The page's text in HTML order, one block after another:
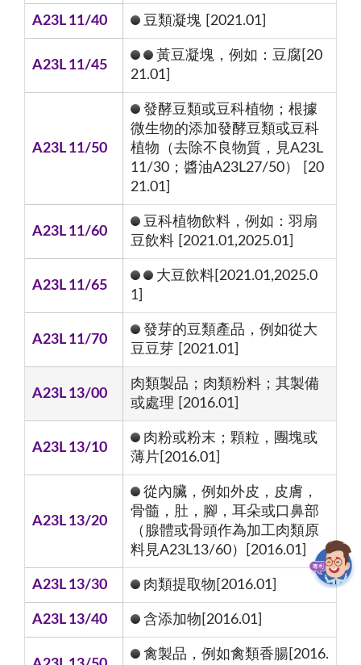
A23L 11/40 豆類凝塊 [2021.01]
A23L 11/45
黃豆凝塊，例如：豆腐[20
21.01]
A23L 11/50
發酵豆類或豆科植物；根據
微生物的添加發酵豆類或豆科
植物（去除不良物質，見A23L
11/30；醬油A23L27/50） [20
21.01]
A23L 11/60
豆科植物飲料，例如：羽扇
豆飲料 [2021.01,2025.01]
A23L 11/65
大豆飲料[2021.01,2025.0
1]
A23L 11/70
發芽的豆類產品，例如從大
豆豆芽 [2021.01]
A23L 13/00
肉類製品；肉類粉料；其製備
或處理 [2016.01]
A23L 13/10
肉粉或粉末；顆粒，團塊或
薄片[2016.01]
A23L 13/20
從內臟，例如外皮，皮膚，
骨髓，肚，腳，耳朵或口鼻部
（腺體或骨頭作為加工肉類原
料見A23L13/60）[2016.01]
A23L 13/30 肉類提取物[2016.01]
A23L 13/40 含添加物[2016.01]
禽製品，例如禽類香腸[2016.